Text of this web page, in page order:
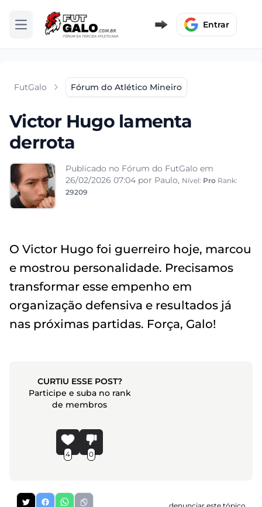
Abrir menu Entrar
FutGalo Fórum do Atlético Mineiro
Victor Hugo lamenta
derrota
Publicado no Fórum do FutGalo em
26/02/2026 07:04 por Paulo, Nível: Pro Rank:
29209
O Victor Hugo foi guerreiro hoje, marcou
e mostrou personalidade. Precisamos
transformar esse empenho em
organização defensiva e resultados já
nas próximas partidas. Força, Galo!
CURTIU ESSE POST?
Participe e suba no rank
de membros
4 0